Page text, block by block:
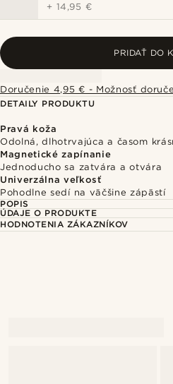
+ 14,95 €
PRIDAŤ DO
Doručenie 4,95 € - Možnosť
DETAILY PRODUKTU
Pravá koža
Odolná, dlhotrvajúca a časom
Magnetické zapínanie
Jednoducho sa zatvára a otvára
Univerzálna veľkosť
Pohodlne sedí na väčšine zápästí
POPIS
ÚDAJE O PRODUKTE
HODNOTENIA ZÁKAZNÍKOV